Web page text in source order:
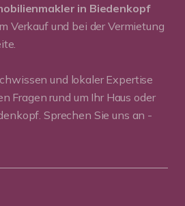
in Biedenkopf
Verkauf und bei der Vermietung
und lokaler Expertise
Fragen rund um Ihr Haus oder
Sprechen Sie uns an -